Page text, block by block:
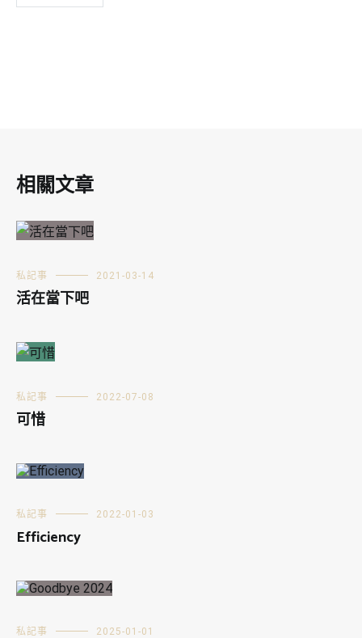
相關文章
私記事 2021-03-14
活在當下吧
私記事 2022-07-08
可惜
私記事 2022-01-03
Efficiency
私記事 2025-01-01